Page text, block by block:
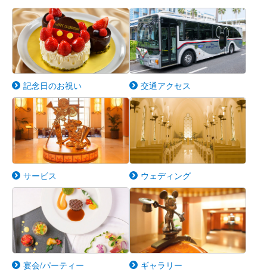
記念日のお祝い 交通アクセス
サービス ウェディング
宴会/パーティー ギャラリー